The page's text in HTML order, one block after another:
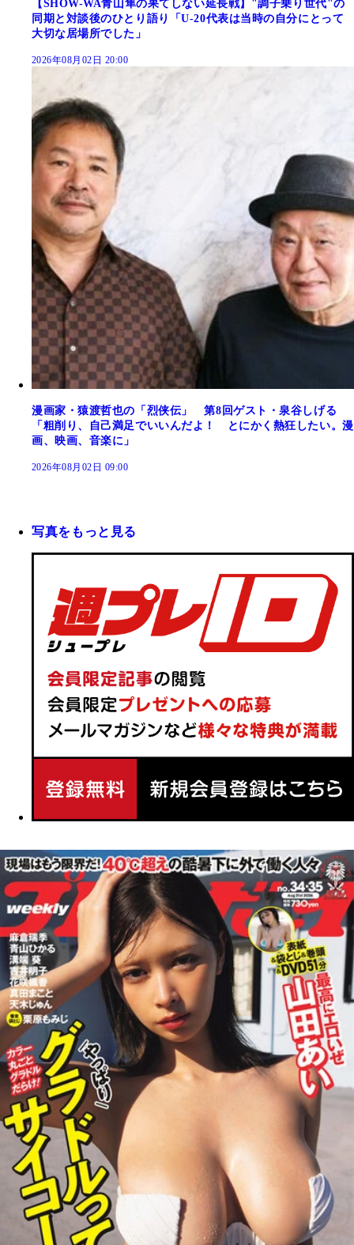
【SHOW-WA青山隼の果てしない延長戦】"調子乗り世代"の
同期と対談後のひとり語り「U-20代表は当時の自分にとって
大切な居場所でした」
2026年08月02日 20:00
漫画家・猿渡哲也の「烈侠伝」 第8回ゲスト・泉谷しげる
「粗削り、自己満足でいいんだよ！ とにかく熱狂したい。漫
画、映画、音楽に」
2026年08月02日 09:00
写真をもっと見る